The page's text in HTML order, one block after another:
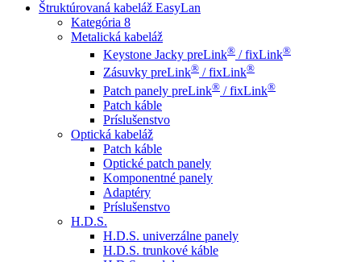
Štruktúrovaná kabeláž EasyLan
Kategória 8
Metalická kabeláž
Keystone Jacky preLink® / fixLink®
Zásuvky preLink® / fixLink®
Patch panely preLink® / fixLink®
Patch káble
Príslušenstvo
Optická kabeláž
Patch káble
Optické patch panely
Komponentné panely
Adaptéry
Príslušenstvo
H.D.S.
H.D.S. univerzálne panely
H.D.S. trunkové káble